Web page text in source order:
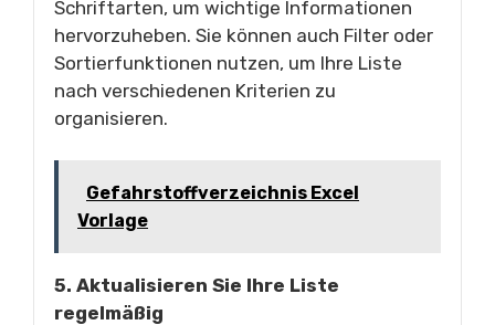
Schriftarten, um wichtige Informationen
hervorzuheben. Sie können auch Filter oder
Sortierfunktionen nutzen, um Ihre Liste
nach verschiedenen Kriterien zu
organisieren.
Gefahrstoffverzeichnis Excel
Vorlage
5. Aktualisieren Sie Ihre Liste
regelmäßig